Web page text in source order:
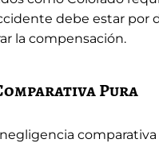
debe estar por
la compensación.
Pura
comparativa